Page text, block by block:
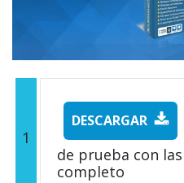
1
DESCARGAR
de prueba con
completo